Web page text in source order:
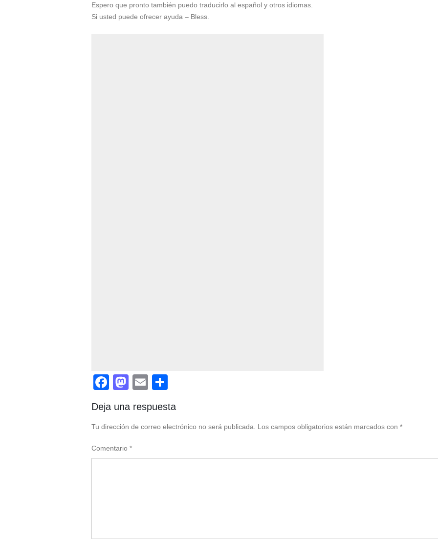
Espero que pronto también puedo traducirlo al español y otros idiomas.
Si usted puede ofrecer ayuda – Bless.
Facebook
Mastodon
Email
Deja una respuesta
Tu dirección de correo electrónico no será publicada. Los campos obligatorios están marcados con *
Comentario *